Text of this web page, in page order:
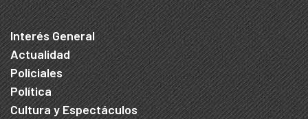
Interés General
Actualidad
Policiales
Política
Cultura y Espectáculos